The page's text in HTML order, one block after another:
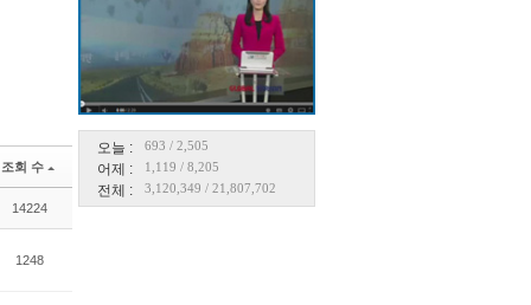
오늘 : 693 / 2,505
어제 : 1,119 / 8,205
전체 : 3,120,349 / 21,807,702
조회 수
14224
1248